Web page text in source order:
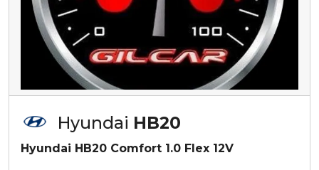
Hyundai HB20
Hyundai HB20 Comfort 1.0 Flex 12V